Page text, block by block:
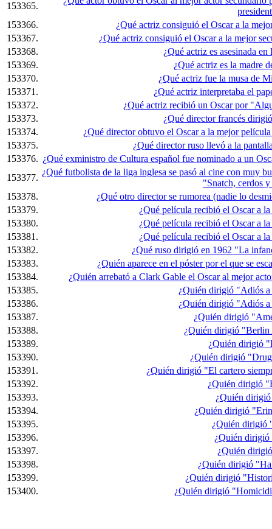
153365.
153366.
¿Qué actriz consiguió el Oscar a la
153367.
¿Qué actriz consiguió el Oscar a la mejor
153368.
¿Qué actriz es asesinada
153369.
¿Qué actriz es la madre
153370.
¿Qué actriz fue la musa de
153371.
¿Qué actriz interpretaba el
153372.
¿Qué actriz recibió un Oscar por
153373.
¿Qué director francés
153374.
¿Qué director obtuvo el Oscar a la mejor
153375.
¿Qué director ruso llevó a la
153376. ¿Qué exministro de Cultura español fue nominado a un
153377.
¿Qué futbolista de la liga inglesa se pasó al cine con muy
"Snatch, cerdos
153378.
¿Qué otro director se rumorea (nadie lo
153379.
¿Qué película recibió el Oscar a
153380.
¿Qué película recibió el Oscar a
153381.
¿Qué película recibió el Oscar a
153382.
¿Qué ruso dirigió en 1962 "La
153383.
¿Quién aparece en el póster por el que se
153384.
¿Quién arrebató a Clark Gable el Oscar al mejor
153385.
¿Quién dirigió "Adiós a
153386.
¿Quién dirigió "Adiós a
153387.
¿Quién dirigió
153388.
¿Quién dirigió "Berlin
153389.
¿Quién dirigió
153390.
¿Quién dirigió
153391.
¿Quién dirigió "El cartero
153392.
¿Quién dirigió
153393.
¿Quién
153394.
¿Quién dirigió
153395.
¿Quién dirigió
153396.
¿Quién
153397.
¿Quién
153398.
¿Quién dirigió
153399.
¿Quién dirigió
153400.
¿Quién dirigió